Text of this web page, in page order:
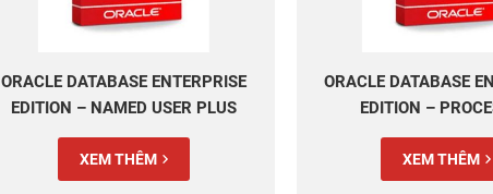
ORACLE DATABASE ENTERPRISE
EDITION – NAMED USER PLUS
PERPETUAL
XEM THÊM
ORACLE DATABASE
EDITION –
PERPETUAL
XEM THÊM